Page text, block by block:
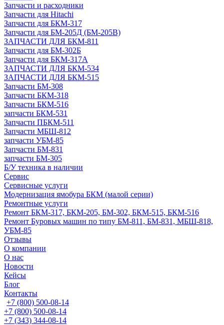
Запчасти и расходники
Запчасти для Hitachi
Запчасти для БКМ-317
Запчасти для БМ-205Д (БМ-205В)
ЗАПЧАСТИ ДЛЯ БКМ-811
Запчасти для БМ-302Б
Запчасти для БКМ-317А
ЗАПЧАСТИ ДЛЯ БКМ-534
ЗАПЧАСТИ ДЛЯ БКМ-515
Запчасти БМ-308
Запчасти БКМ-318
Запчасти БКМ-516
запчасти БКМ-531
Запчасти ПБКМ-511
Запчасти МБШ-812
запчасти УБМ-85
Запчасти БМ-831
запчасти БМ-305
Б/У техника в наличии
Сервис
Сервисные услуги
Модернизация ямобура БКМ (малой серии)
Ремонтные услуги
Ремонт БКМ-317, БКМ-205, БМ-302, БКМ-515, БКМ-516
Ремонт Буровых машин по типу БМ-811, БМ-831, МБШ-818,
УБМ-85
Отзывы
О компании
О нас
Новости
Кейсы
Блог
Контакты
+7 (800) 500-08-14
+7 (800) 500-08-14
+7 (343) 344-08-14